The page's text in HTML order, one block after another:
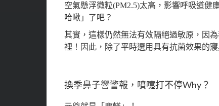
空氣懸浮微粒(PM2.5)太高，影響呼吸道健
哈啾」了吧？
其實，這樣仍然無法有效隔絕過敏原，因
裡！因此，除了平時選用具有抗菌效果的
換季鼻子響警報，噴嚏打不停Why？